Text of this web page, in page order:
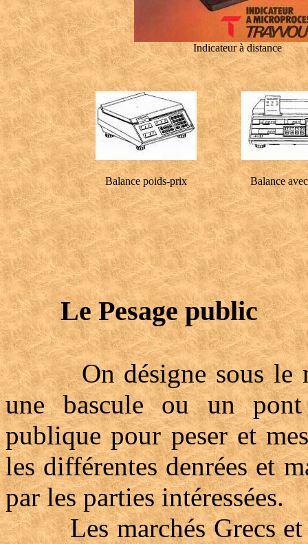
Indicateur à distance
Balance poids-prix Balance
Le Pesage public
On désigne sous le
une bascule ou un
publique pour peser et
les différentes denrées et
par les parties intéressées.
Les marchés Grecs et